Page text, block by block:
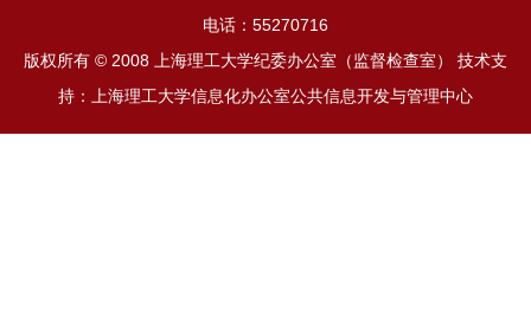
电话：55270716
版权所有 © 2008 上海理工大学纪委办公室（监督检查室） 技术支
持：上海理工大学信息化办公室公共信息开发与管理中心